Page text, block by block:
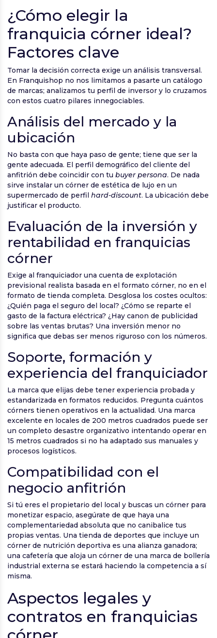
¿Cómo elegir la
franquicia córner ideal?
Factores clave
Tomar la decisión correcta exige un análisis transversal.
En Franquishop no nos limitamos a pasarte un catálogo
de marcas; analizamos tu perfil de inversor y lo cruzamos
con estos cuatro pilares innegociables.
Análisis del mercado y la
ubicación
No basta con que haya paso de gente; tiene que ser la
gente adecuada. El perfil demográfico del cliente del
anfitrión debe coincidir con tu buyer persona. De nada
sirve instalar un córner de estética de lujo en un
supermercado de perfil hard-discount. La ubicación debe
justificar el producto.
Evaluación de la inversión y
rentabilidad en franquicias
córner
Exige al franquiciador una cuenta de explotación
previsional realista basada en el formato córner, no en el
formato de tienda completa. Desglosa los costes ocultos:
¿Quién paga el seguro del local? ¿Cómo se reparte el
gasto de la factura eléctrica? ¿Hay canon de publicidad
sobre las ventas brutas? Una inversión menor no
significa que debas ser menos riguroso con los números.
Soporte, formación y
experiencia del franquiciador
La marca que elijas debe tener experiencia probada y
estandarizada en formatos reducidos. Pregunta cuántos
córners tienen operativos en la actualidad. Una marca
excelente en locales de 200 metros cuadrados puede ser
un completo desastre organizativo intentando operar en
15 metros cuadrados si no ha adaptado sus manuales y
procesos logísticos.
Compatibilidad con el
negocio anfitrión
Si tú eres el propietario del local y buscas un córner para
monetizar espacio, asegúrate de que haya una
complementariedad absoluta que no canibalice tus
propias ventas. Una tienda de deportes que incluye un
córner de nutrición deportiva es una alianza ganadora;
una cafetería que aloja un córner de una marca de bollería
industrial externa se estará haciendo la competencia a sí
misma.
Aspectos legales y
contratos en franquicias